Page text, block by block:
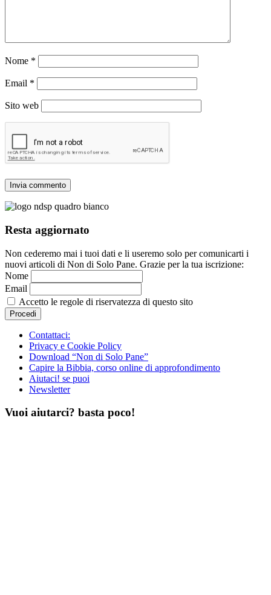
Nome *
Email *
Sito web
Resta aggiornato
Non cederemo mai i tuoi dati e li useremo solo per comunicarti i
nuovi articoli di Non di Solo Pane. Grazie per la tua iscrizione:
Nome
Email
Accetto le regole di riservatezza di questo sito
Contattaci:
Privacy e Cookie Policy
Download “Non di Solo Pane”
Capire la Bibbia, corso online di approfondimento
Aiutaci! se puoi
Newsletter
Vuoi aiutarci? basta poco!